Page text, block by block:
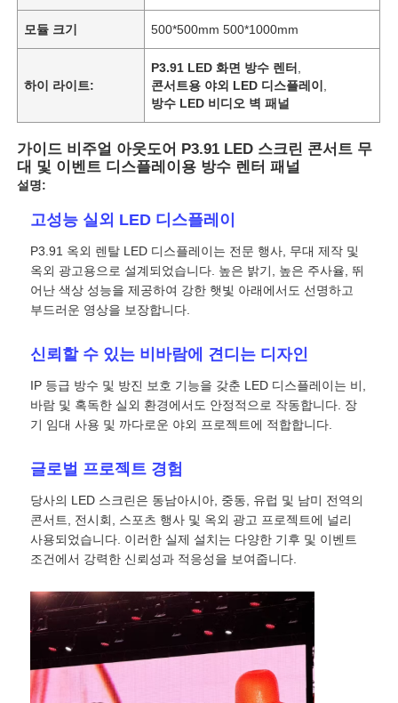
제품
비디오
모듈 크기 500*500mm 500*1000mm
하이 라이트:
P3.91 LED 화면 방수 렌터
콘서트용 야외 LED 디스플레이
방수 LED 비디오 벽 패널
가이드 비주얼 아웃도어 P3.91 LED 스크린 콘서트 무
대 및 이벤트 디스플레이용 방수 렌터 패널
설명:
고성능 실외 LED 디스플레이
P3.91 옥외 렌탈 LED 디스플레이는 전문 행사, 무대 제작 및
옥외 광고용으로 설계되었습니다. 높은 밝기, 높은 주사율, 뛰
어난 색상 성능을 제공하여 강한 햇빛 아래에서도 선명하고
부드러운 영상을 보장합니다.
신뢰할 수 있는 비바람에 견디는 디자인
IP 등급 방수 및 방진 보호 기능을 갖춘 LED 디스플레이는 비,
바람 및 혹독한 실외 환경에서도 안정적으로 작동합니다. 장
기 임대 사용 및 까다로운 야외 프로젝트에 적합합니다.
글로벌 프로젝트 경험
당사의 LED 스크린은 동남아시아, 중동, 유럽 및 남미 전역의
콘서트, 전시회, 스포츠 행사 및 옥외 광고 프로젝트에 널리
사용되었습니다. 이러한 실제 설치는 다양한 기후 및 이벤트
조건에서 강력한 신뢰성과 적응성을 보여줍니다.